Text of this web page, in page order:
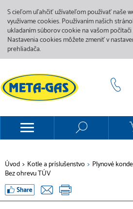
S cieľom uľahčiť užívateľom používať naše
využívame cookies. Používaním našich
ukladaním súborov cookie na vašom
Nastavenia cookies môžete zmeniť v
prehliadača.
Úvod > Kotle a príslušenstvo > Plynové
Bez ohrevu TÚV